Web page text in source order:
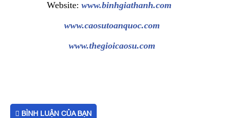
Website:www.binhgiathanh.com
www.caosutoanquoc.com
www.thegioicaosu.com
BÌNH LUẬN CỦA BẠN